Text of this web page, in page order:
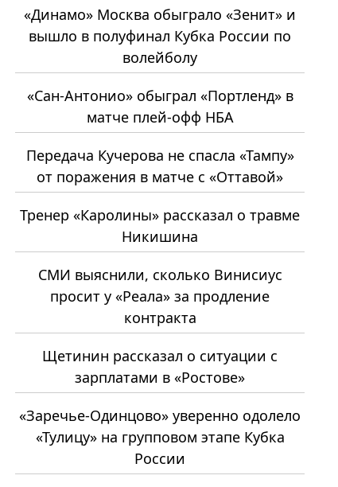
«Динамо» Москва обыграло «Зенит» и
вышло в полуфинал Кубка России по
волейболу
«Сан-Антонио» обыграл «Портленд» в
матче плей-офф НБА
Передача Кучерова не спасла «Тампу»
от поражения в матче с «Оттавой»
Тренер «Каролины» рассказал о травме
Никишина
СМИ выяснили, сколько Винисиус
просит у «Реала» за продление
контракта
Щетинин рассказал о ситуации с
зарплатами в «Ростове»
«Заречье-Одинцово» уверенно одолело
«Тулицу» на групповом этапе Кубка
России